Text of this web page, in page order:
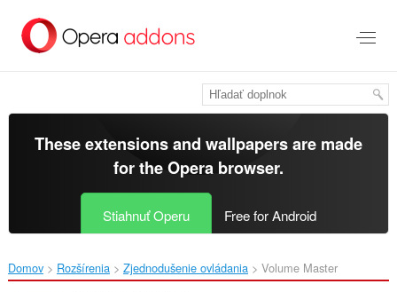
hlavný
These extensions and wallpapers are made
for theOpera browser.
Stiahnuť Operu Free for Android
Domov Rozšírenia Zjednodušenie ovládania Volume Master‎